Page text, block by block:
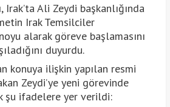
Irak’ta Ali Zeydi başkanlığında
Irak Temsilciler
alarak göreve başlamasını
duyurdu.
konuya ilişkin yapılan resmi
Zeydi’ye yeni görevinde
şu ifadelere yer verildi: